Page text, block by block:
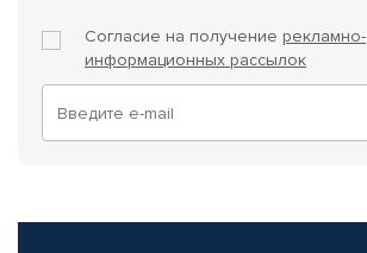
Согласие на получение рекламно-
информационных рассылок